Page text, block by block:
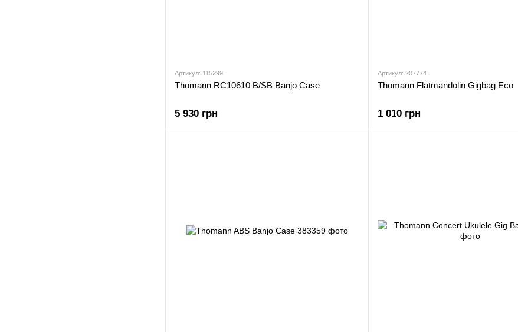
Артикул: 115299
Thomann RC10610 B/SB Banjo Case
5 930 грн
Артикул: 207774
Thomann Flatmandolin Gigbag Eco
1 010 грн